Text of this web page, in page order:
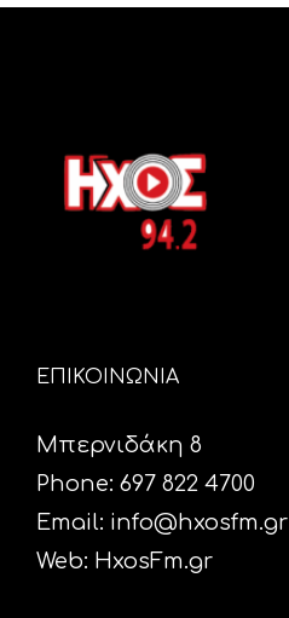
ΕΠΙΚΟΙΝΩΝΙΑ
Μπερνιδάκη 8
Phone: 697 822 4700
Email: info@hxosfm.gr
Web: HxosFm.gr